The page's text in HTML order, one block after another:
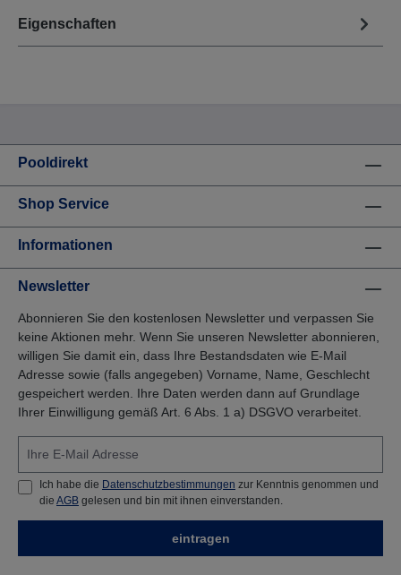
Eigenschaften
Pooldirekt
Shop Service
Informationen
Newsletter
Abonnieren Sie den kostenlosen Newsletter und verpassen Sie
keine Aktionen mehr. Wenn Sie unseren Newsletter abonnieren,
willigen Sie damit ein, dass Ihre Bestandsdaten wie E-Mail
Adresse sowie (falls angegeben) Vorname, Name, Geschlecht
gespeichert werden. Ihre Daten werden dann auf Grundlage
Ihrer Einwilligung gemäß Art. 6 Abs. 1 a) DSGVO verarbeitet.
Ich habe die Datenschutzbestimmungen zur Kenntnis genommen und
die AGB gelesen und bin mit ihnen einverstanden.
eintragen